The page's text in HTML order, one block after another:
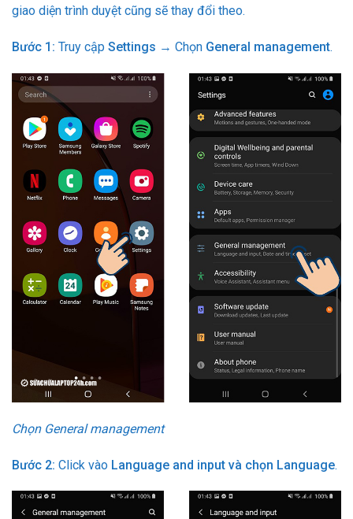
giao diện trình duyệt cũng sẽ thay đổi theo.
Bước 1: Truy cập Settings → Chọn General management.
Chọn General management
Bước 2: Click vào Language and input và chọn Language.